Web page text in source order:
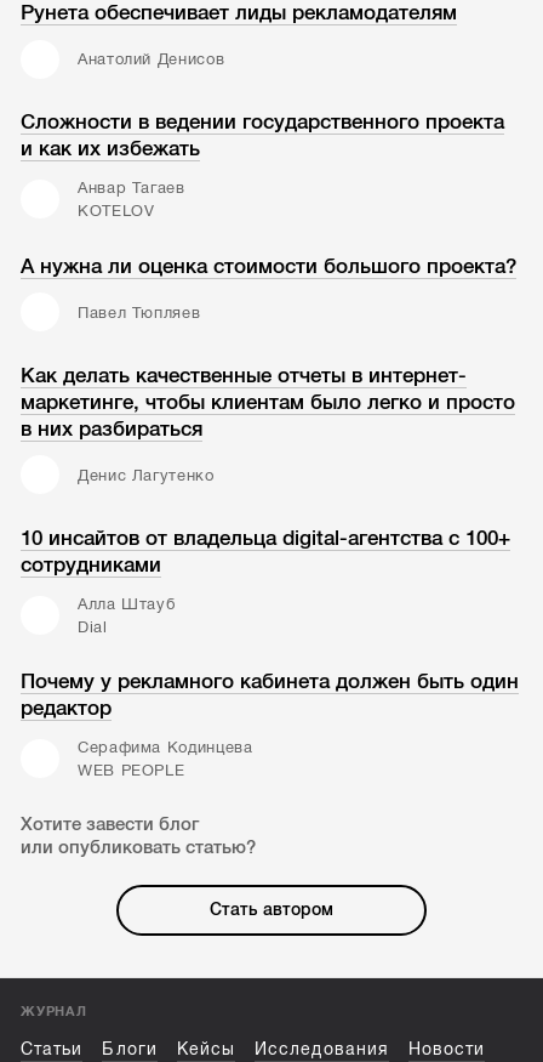
Рунета обеспечивает лиды рекламодателям
Анатолий Денисов
Сложности в ведении государственного проекта
и как их избежать
Анвар Тагаев
KOTELOV
А нужна ли оценка стоимости большого проекта?
Павел Тюпляев
Как делать качественные отчеты в интернет-
маркетинге, чтобы клиентам было легко и просто
в них разбираться
Денис Лагутенко
10 инсайтов от владельца digital-агентства с 100+
сотрудниками
Алла Штауб
Dial
Почему у рекламного кабинета должен быть один
редактор
Серафима Кодинцева
WEB PEOPLE
Хотите завести блог
или опубликовать статью?
Стать автором
ЖУРНАЛ
Статьи Блоги Кейсы Исследования Новости